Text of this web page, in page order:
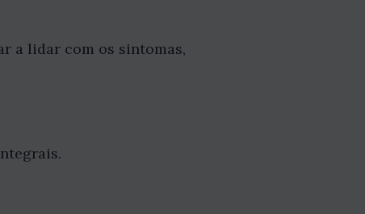
a lidar com os sintomas,